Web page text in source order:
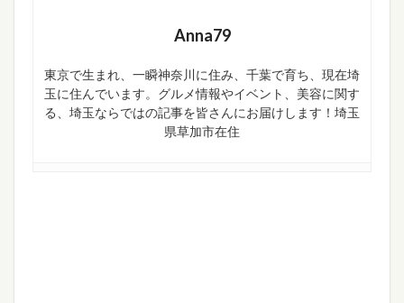
Anna79
東京で生まれ、一瞬神奈川に住み、千葉で育ち、現在埼
玉に住んでいます。グルメ情報やイベント、美容に関す
る、埼玉ならではの記事を皆さんにお届けします！埼玉
県草加市在住